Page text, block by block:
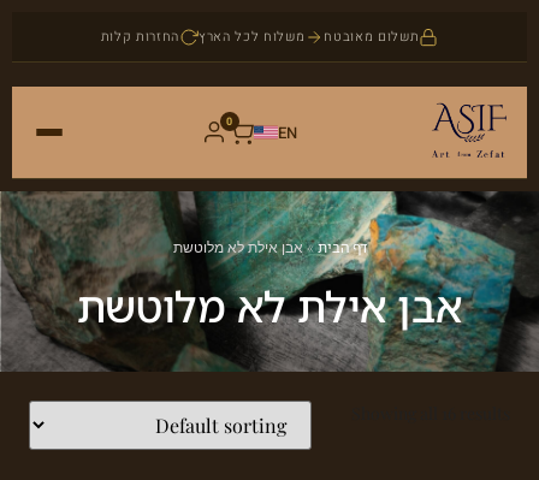
תשלום מאובטח משלוח לכל הארץ החזרות קלות
EN
0
ראשי
חנות
אמנות
אודות
דף הבית»אבן אילת לא מלוטשת
אבן אילת לא מלוטשת